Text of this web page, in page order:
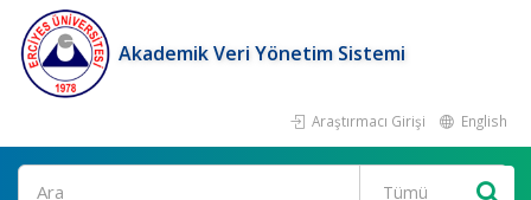
Akademik Veri Yönetim Sistemi
Araştırmacı Girişi English
Ara